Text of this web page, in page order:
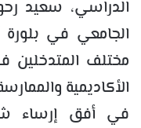
الدراسي، سعيد
الجامعي في
مختلف المتدخلين
الأكاديمية
في أفق إرساء